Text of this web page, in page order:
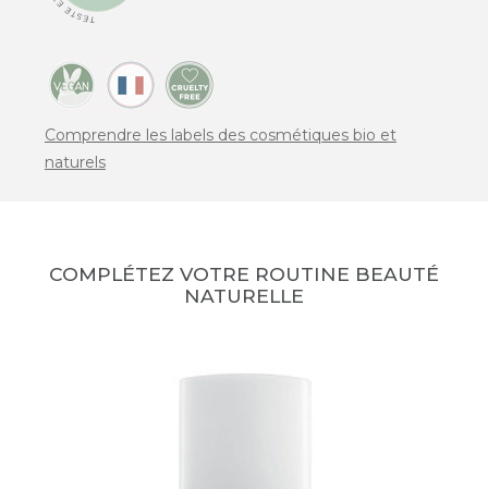
Comprendre les labels des cosmétiques bio et
naturels
COMPLÉTEZ VOTRE ROUTINE BEAUTÉ
NATURELLE